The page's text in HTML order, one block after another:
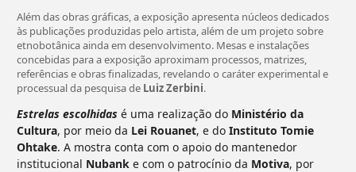
Além das obras gráficas, a exposição apresenta núcleos dedicados
às publicações produzidas pelo artista, além de um projeto sobre
etnobotânica ainda em desenvolvimento. Mesas e instalações
concebidas para a exposição aproximam processos, matrizes,
referências e obras finalizadas, revelando o caráter experimental e
processual da pesquisa de Luiz Zerbini.
Estrelas escolhidas é uma realização do Ministério da
Cultura, por meio da Lei Rouanet, e do Instituto Tomie
Ohtake. A mostra conta com o apoio do mantenedor
institucional Nubank e com o patrocínio da Motiva, por